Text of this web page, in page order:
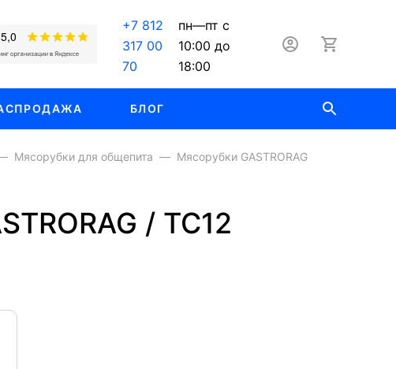
+7 812
317 00
70
пн—пт с
10:00 до
18:00
БЛОГ
Мясорубки для общепита
Мясорубки GASTRORAG
/ TC12